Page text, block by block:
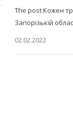
The post Кожен
Запорізькій
02.02.2022